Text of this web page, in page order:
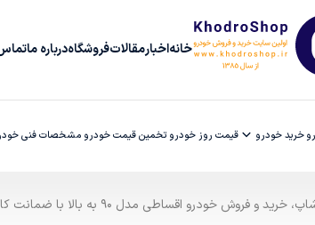
خانهاخبارمقالاتفروشگاهدرباره‌ ما
خرید خودرو قیمت روز خودرو تخمین قیمت خودرو مشخصات فنی
و فروش خودرو اقساطی مدل ۹۰ به بالا با ضمانت کارشناسی